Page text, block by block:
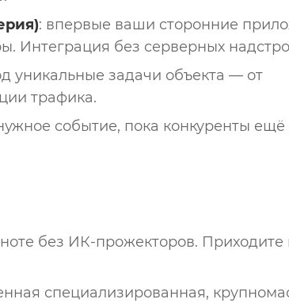
: впервые ваши сторонние
Интеграция без серверных
уникальные задачи объекта — от
трафика.
событие, пока конкуренты
без ИК-прожекторов. Приходите
специализированная,